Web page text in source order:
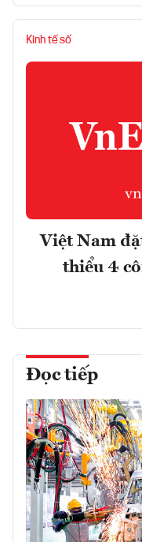
Kinh tế số
Việt Nam
thiểu 4
Đọc tiếp